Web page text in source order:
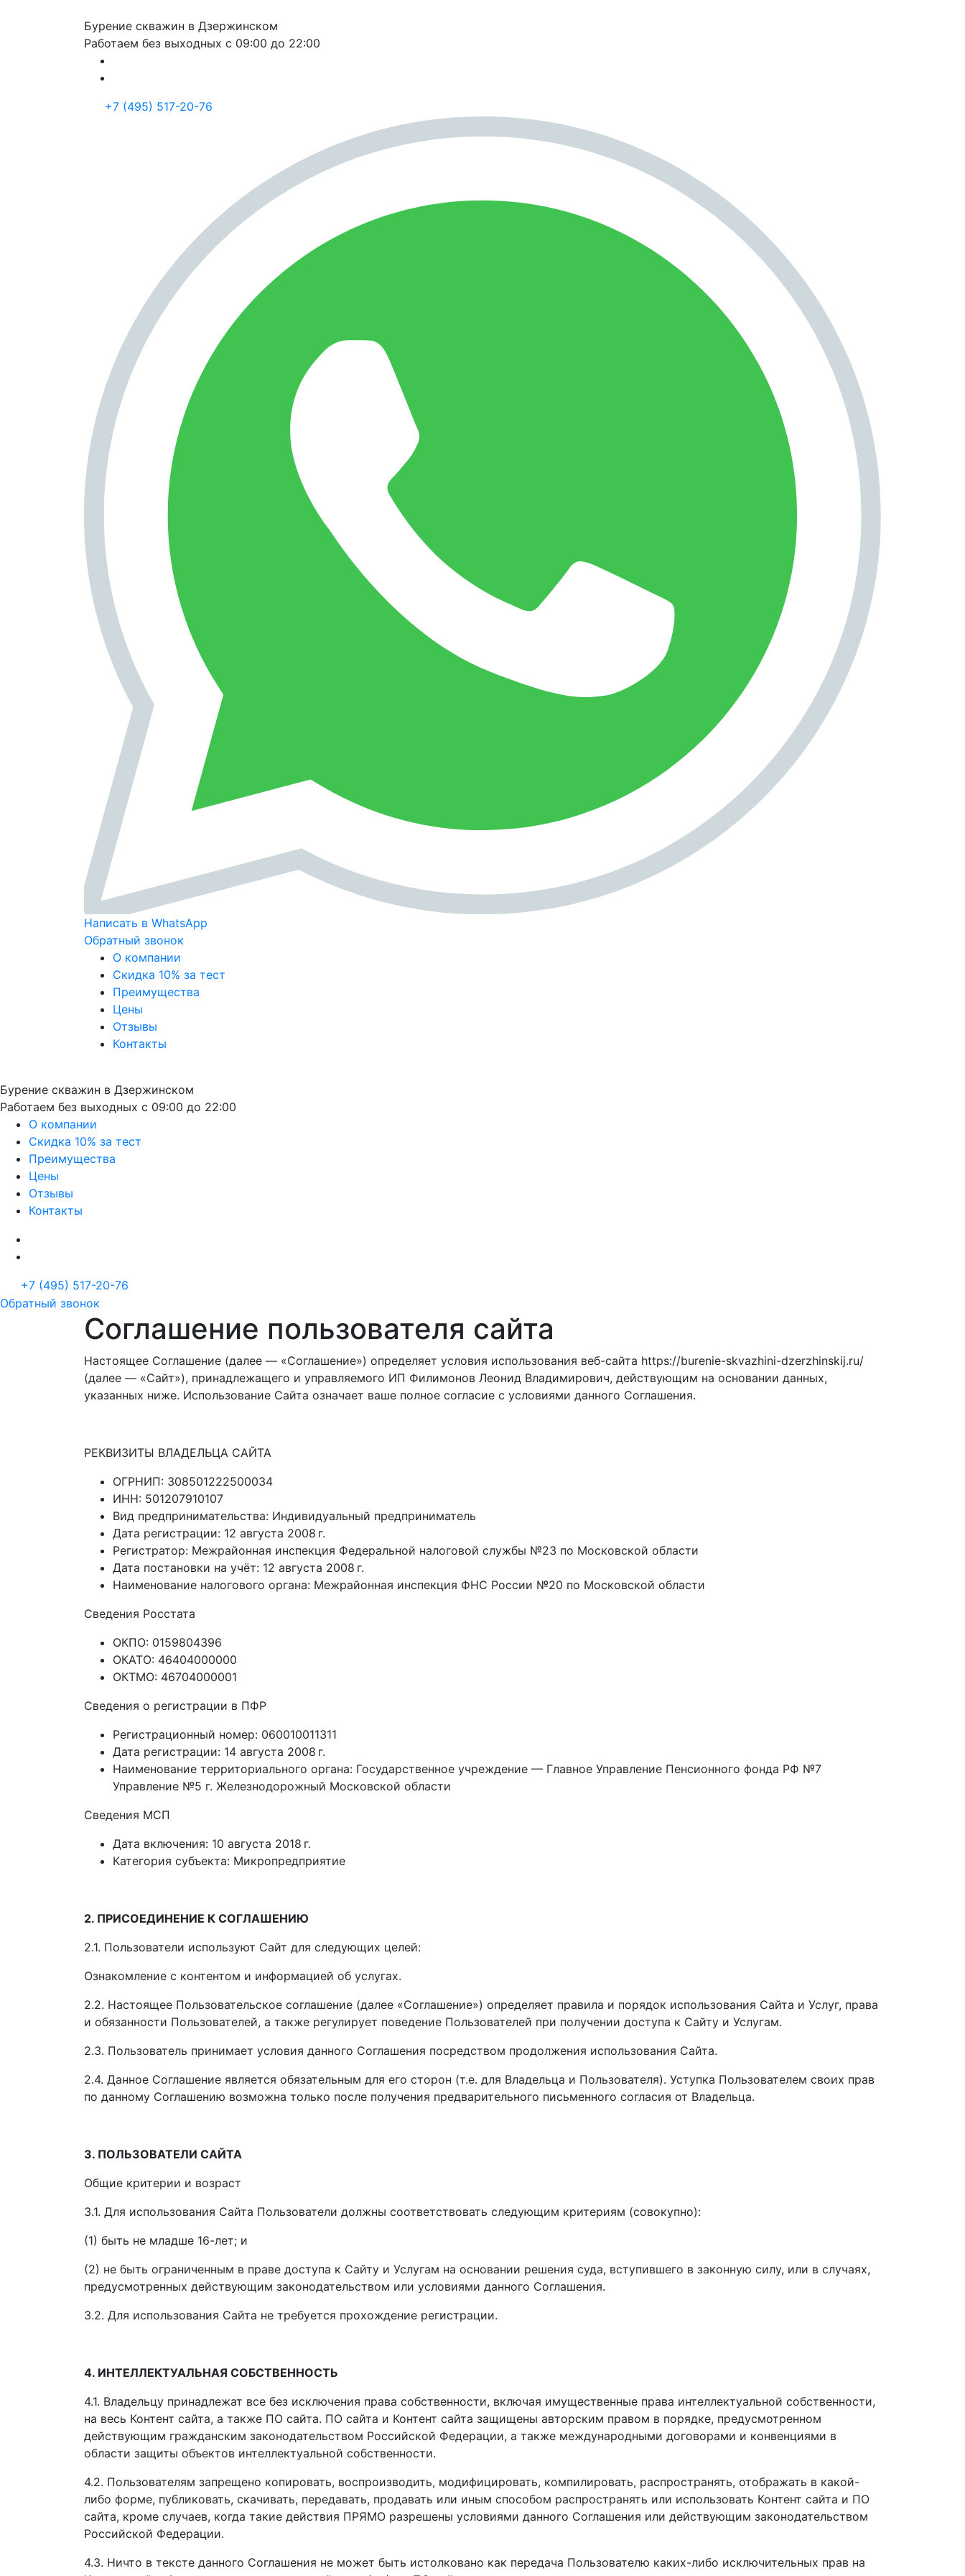
Бурение скважин в Дзержинском
Работаем без выходных с 09:00 до 22:00
+7 (495) 517-20-76
Написать в WhatsApp
Обратный звонок
О компании
Скидка 10% за тест
Преимущества
Цены
Отзывы
Контакты
Бурение скважин в Дзержинском
Работаем без выходных с 09:00 до 22:00
О компании
Скидка 10% за тест
Преимущества
Цены
Отзывы
Контакты
+7 (495) 517-20-76
Обратный звонок
Соглашение пользователя сайта
Настоящее Соглашение (далее — «Соглашение») определяет условия использования веб-сайта https://burenie-skvazhini-dzerzhinskij.ru/
(далее — «Сайт»), принадлежащего и управляемого ИП Филимонов Леонид Владимирович, действующим на основании данных,
указанных ниже. Использование Сайта означает ваше полное согласие с условиями данного Соглашения.
РЕКВИЗИТЫ ВЛАДЕЛЬЦА САЙТА
ОГРНИП: 308501222500034
ИНН: 501207910107
Вид предпринимательства: Индивидуальный предприниматель
Дата регистрации: 12 августа 2008 г.
Регистратор: Межрайонная инспекция Федеральной налоговой службы №23 по Московской области
Дата постановки на учёт: 12 августа 2008 г.
Наименование налогового органа: Межрайонная инспекция ФНС России №20 по Московской области
Сведения Росстата
ОКПО: 0159804396
ОКАТО: 46404000000
ОКТМО: 46704000001
Сведения о регистрации в ПФР
Регистрационный номер: 060010011311
Дата регистрации: 14 августа 2008 г.
Наименование территориального органа: Государственное учреждение — Главное Управление Пенсионного фонда РФ №7
Управление №5 г. Железнодорожный Московской области
Сведения МСП
Дата включения: 10 августа 2018 г.
Категория субъекта: Микропредприятие
2. ПРИСОЕДИНЕНИЕ К СОГЛАШЕНИЮ
2.1. Пользователи используют Сайт для следующих целей:
Ознакомление с контентом и информацией об услугах.
2.2. Настоящее Пользовательское соглашение (далее «Соглашение») определяет правила и порядок использования Сайта и Услуг, права
и обязанности Пользователей, а также регулирует поведение Пользователей при получении доступа к Сайту и Услугам.
2.3. Пользователь принимает условия данного Соглашения посредством продолжения использования Сайта.
2.4. Данное Соглашение является обязательным для его сторон (т.е. для Владельца и Пользователя). Уступка Пользователем своих прав
по данному Соглашению возможна только после получения предварительного письменного согласия от Владельца.
3. ПОЛЬЗОВАТЕЛИ САЙТА
Общие критерии и возраст
3.1. Для использования Сайта Пользователи должны соответствовать следующим критериям (совокупно):
(1) быть не младше 16-лет; и
(2) не быть ограниченным в праве доступа к Сайту и Услугам на основании решения суда, вступившего в законную силу, или в случаях,
предусмотренных действующим законодательством или условиями данного Соглашения.
3.2. Для использования Сайта не требуется прохождение регистрации.
4. ИНТЕЛЛЕКТУАЛЬНАЯ СОБСТВЕННОСТЬ
4.1. Владельцу принадлежат все без исключения права собственности, включая имущественные права интеллектуальной собственности,
на весь Контент сайта, а также ПО сайта. ПО сайта и Контент сайта защищены авторским правом в порядке, предусмотренном
действующим гражданским законодательством Российской Федерации, а также международными договорами и конвенциями в
области защиты объектов интеллектуальной собственности.
4.2. Пользователям запрещено копировать, воспроизводить, модифицировать, компилировать, распространять, отображать в какой-
либо форме, публиковать, скачивать, передавать, продавать или иным способом распространять или использовать Контент сайта и ПО
сайта, кроме случаев, когда такие действия ПРЯМО разрешены условиями данного Соглашения или действующим законодательством
Российской Федерации.
4.3. Ничто в тексте данного Соглашения не может быть истолковано как передача Пользователю каких-либо исключительных прав на